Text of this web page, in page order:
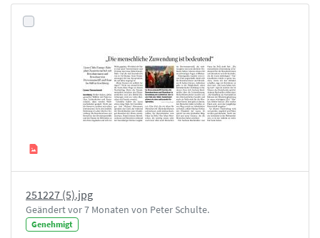
251227 (5).jpg
Geändert vor 7 Monaten von Peter Schulte.
Genehmigt